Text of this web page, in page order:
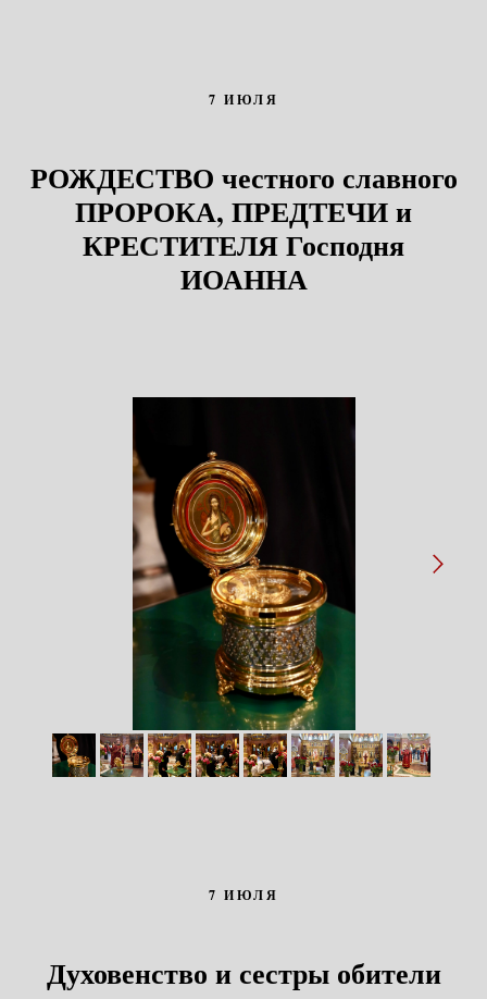
7 ИЮЛЯ
РОЖДЕСТВО честного славного
ПРОРОКА, ПРЕДТЕЧИ и
КРЕСТИТЕЛЯ Господня
ИОАННА
7 ИЮЛЯ
Духовенство и сестры обители